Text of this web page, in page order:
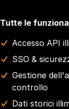
Tutte le
Accesso API
SSO &
Gestione
controllo
Dati storici